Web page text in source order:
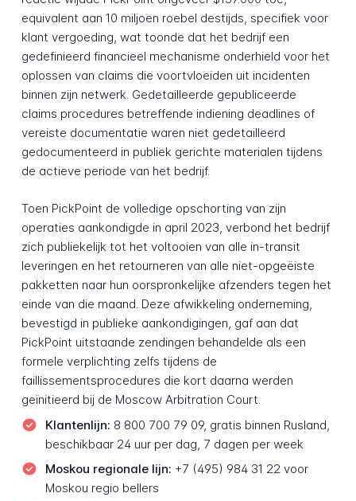
equivalent aan 10 miljoen roebel destijds, specifiek voor
klant vergoeding, wat toonde dat het bedrijf een
gedefinieerd financieel mechanisme onderhield voor het
oplossen van claims die voortvloeiden uit incidenten
binnen zijn netwerk. Gedetailleerde gepubliceerde
claims procedures betreffende indiening deadlines of
vereiste documentatie waren niet gedetailleerd
gedocumenteerd in publiek gerichte materialen tijdens
de actieve periode van het bedrijf.
Toen PickPoint de volledige opschorting van zijn
operaties aankondigde in april 2023, verbond het bedrijf
zich publiekelijk tot het voltooien van alle in-transit
leveringen en het retourneren van alle niet-opgeëiste
pakketten naar hun oorspronkelijke afzenders tegen het
einde van die maand. Deze afwikkeling onderneming,
bevestigd in publieke aankondigingen, gaf aan dat
PickPoint uitstaande zendingen behandelde als een
formele verplichting zelfs tijdens de
faillissementsprocedures die kort daarna werden
geïnitieerd bij de Moscow Arbitration Court.
Klantenlijn: 8 800 700 79 09, gratis binnen Rusland,
beschikbaar 24 uur per dag, 7 dagen per week
Moskou regionale lijn: +7 (495) 984 31 22 voor
Moskou regio bellers